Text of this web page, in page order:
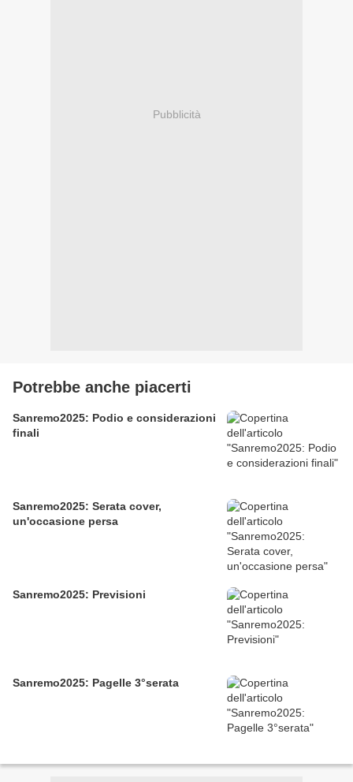
Pubblicità
Potrebbe anche piacerti
Sanremo2025: Podio e considerazioni
finali
Sanremo2025: Serata cover,
un'occasione persa
Sanremo2025: Previsioni
Sanremo2025: Pagelle 3°serata